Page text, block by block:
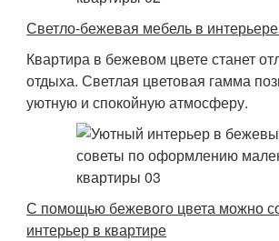
Светло-бежевая мебель в интерьере
Квартира в бежевом цвете станет
отдыха. Светлая цветовая гамма
уютную и спокойную атмосферу.
С помощью бежевого цвета можно
интерьер в квартире